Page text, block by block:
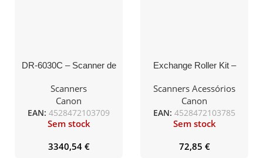
DR-6030C – Scanner de
Duplex com capacidade
para 100 folhas. P/B
60ppm (120ipm duplex).
Cor 60ppm (120ipm
duplex). Passagem de
recta e em U
Scanners
Canon
EAN: 4528472103709
Sem stock
3340,54 €
Exchange Roller Kit –
compatível com
DR4010C/6010C
Scanners Acessórios
Canon
EAN: 4528472103785
Sem stock
72,85 €